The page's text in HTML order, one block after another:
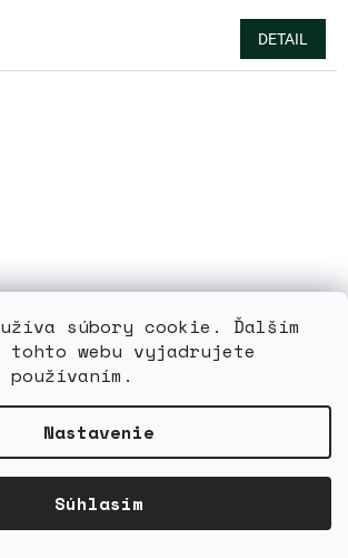
súbory cookie. Ďalším
tohto webu vyjadrujete
Nastavenie
Súhlasím
DETAIL